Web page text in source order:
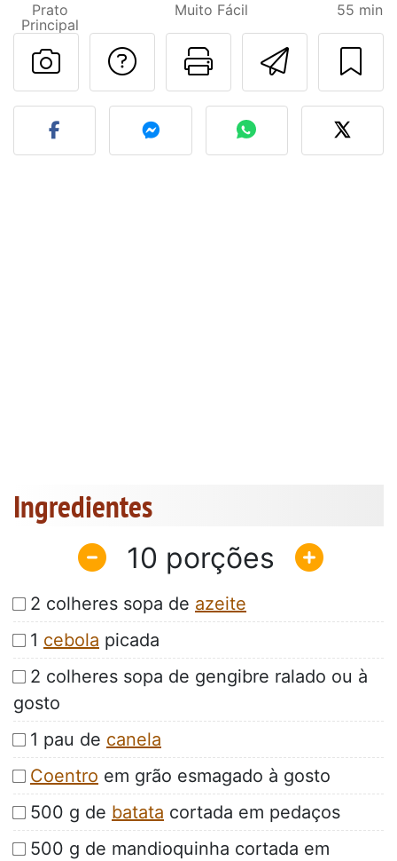
Prato
Principal
Muito Fácil 55 min
Imprima
Falar com o autor
Fez esta receita?
Ingredientes
10
2 colheres sopa de azeite
1 cebola picada
2 colheres sopa de gengibre ralado ou à
gosto
1 pau de canela
Coentro em grão esmagado à gosto
500 g de batata cortada em pedaços
500 g de mandioquinha cortada em